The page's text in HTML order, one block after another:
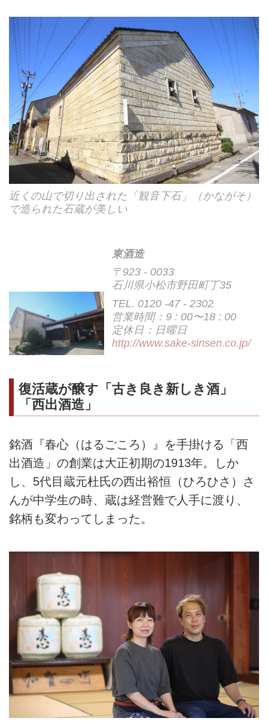
近くの山で切り出された「観音下石」（かながそ）
で造られた石蔵が美しい
東酒造
〒923 - 0033
石川県小松市野田町丁35
TEL. 0120 -47 - 2302
営業時間：9 : 00〜18 : 00
定休日：日曜日
http://www.sake-sinsen.co.jp/
復活蔵が醸す「古き良き新しき酒」
「西出酒造」
銘酒『春心（はるごころ）』を手掛ける「西
出酒造」の創業は大正初期の1913年。しか
し、5代目蔵元杜氏の西出裕恒（ひろひさ）さ
んが中学生の時、蔵は経営難で人手に渡り、
銘柄も変わってしまった。